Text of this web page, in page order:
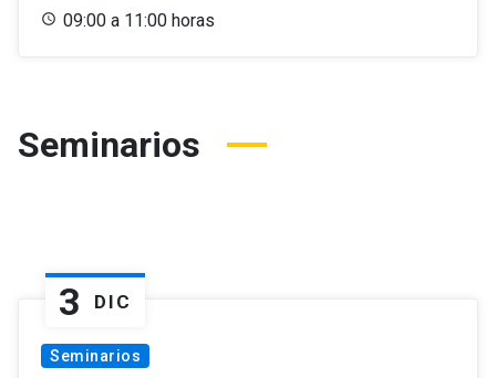
09:00 a 11:00 horas
Seminarios
3 DIC
Seminarios